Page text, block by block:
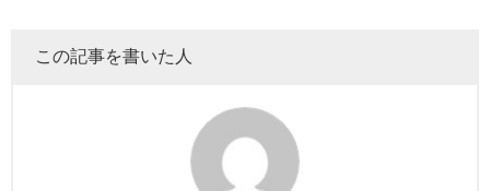
この記事を書いた人